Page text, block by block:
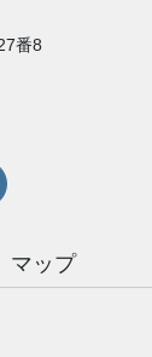
番8
マップ